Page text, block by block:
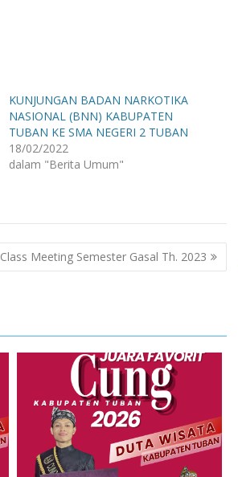
KUNJUNGAN BADAN NARKOTIKA
NASIONAL (BNN) KABUPATEN
TUBAN KE SMA NEGERI 2 TUBAN
18/02/2022
dalam "Berita Umum"
Class Meeting Semester Gasal Th. 2023